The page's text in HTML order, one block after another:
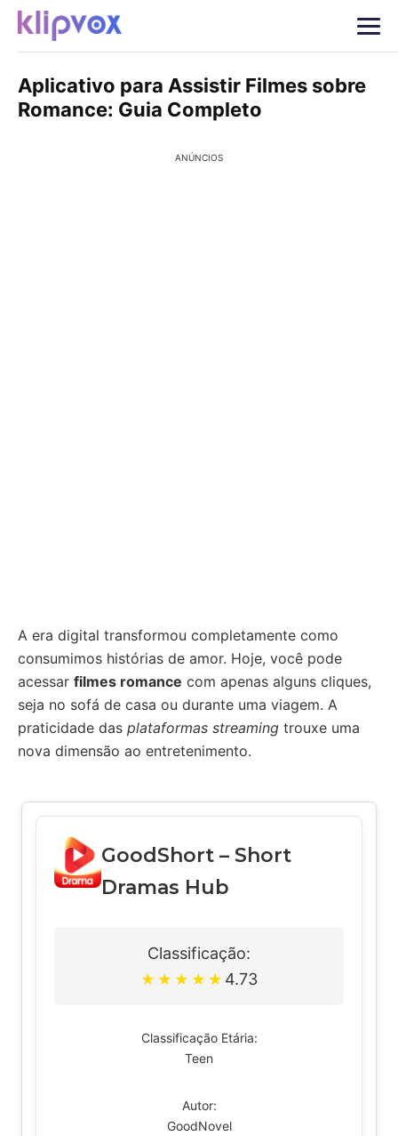
Aplicativo para Assistir Filmes sobre
Romance: Guia Completo
ANÚNCIOS
A era digital transformou completamente como
consumimos histórias de amor. Hoje, você pode
acessar filmes romance com apenas alguns cliques,
seja no sofá de casa ou durante uma viagem. A
praticidade das plataformas streaming trouxe uma
nova dimensão ao entretenimento.
GoodShort – Short
Dramas Hub
Classificação:
★ ★ ★ ★ ★ 4.73
Classificação Etária:
Teen
Autor:
GoodNovel